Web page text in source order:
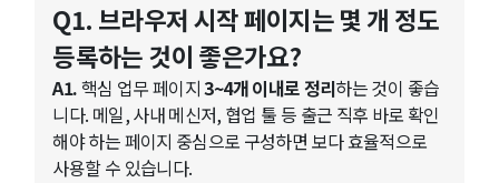
Q1. 브라우저 시작 페이지는 몇 개 정도
등록하는 것이 좋은가요?
A1.핵심 업무 페이지3~4개 이내로 정리하는 것이 좋습
니다. 메일, 사내 메신저, 협업 툴 등 출근 직후 바로 확인
해야 하는 페이지 중심으로 구성하면 보다 효율적으로
사용할 수 있습니다.